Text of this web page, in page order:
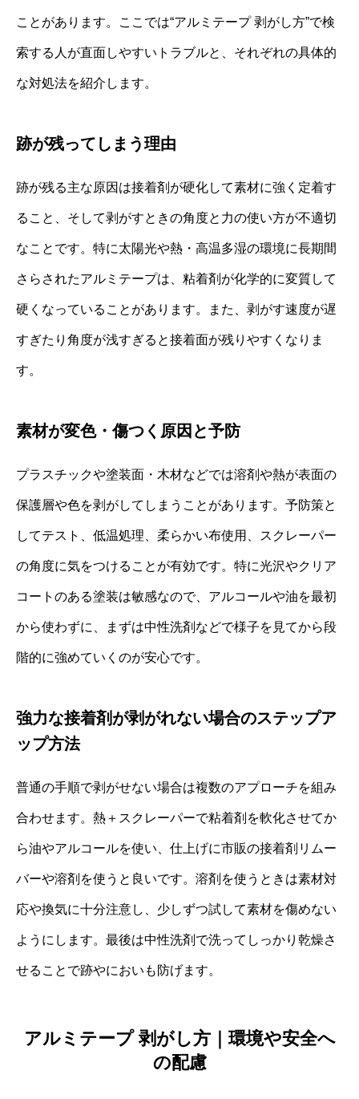
ことがあります。ここでは“アルミテープ 剥がし方”で検
索する人が直面しやすいトラブルと、それぞれの具体的
な対処法を紹介します。
跡が残ってしまう理由
跡が残る主な原因は接着剤が硬化して素材に強く定着す
ること、そして剥がすときの角度と力の使い方が不適切
なことです。特に太陽光や熱・高温多湿の環境に長期間
さらされたアルミテープは、粘着剤が化学的に変質して
硬くなっていることがあります。また、剥がす速度が遅
すぎたり角度が浅すぎると接着面が残りやすくなりま
す。
素材が変色・傷つく原因と予防
プラスチックや塗装面・木材などでは溶剤や熱が表面の
保護層や色を剥がしてしまうことがあります。予防策と
してテスト、低温処理、柔らかい布使用、スクレーパー
の角度に気をつけることが有効です。特に光沢やクリア
コートのある塗装は敏感なので、アルコールや油を最初
から使わずに、まずは中性洗剤などで様子を見てから段
階的に強めていくのが安心です。
強力な接着剤が剥がれない場合のステップア
ップ方法
普通の手順で剥がせない場合は複数のアプローチを組み
合わせます。熱＋スクレーパーで粘着剤を軟化させてか
ら油やアルコールを使い、仕上げに市販の接着剤リムー
バーや溶剤を使うと良いです。溶剤を使うときは素材対
応や換気に十分注意し、少しずつ試して素材を傷めない
ようにします。最後は中性洗剤で洗ってしっかり乾燥さ
せることで跡やにおいも防げます。
アルミテープ 剥がし方｜環境や安全へ
の配慮